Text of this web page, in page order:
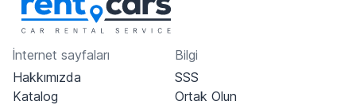
İnternet sayfaları
Hakkımızda
Katalog
Bilgi
SSS
Ortak Olun